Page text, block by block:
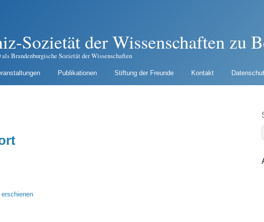
Sozietät der Wissenschaften zu
als Brandenburgische Sozietät der Wissenschaften
Publikationen Stiftung der Freunde Kontakt
erschienen